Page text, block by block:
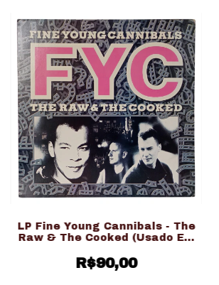
LP Fine Young Cannibals - The
Raw & The Cooked (Usado Ed.
R$90,00